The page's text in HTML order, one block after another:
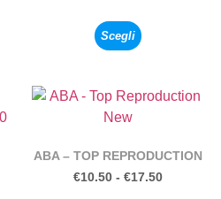
Scegli
ABA – TOP REPRODUCTION
€10.50 - €17.50